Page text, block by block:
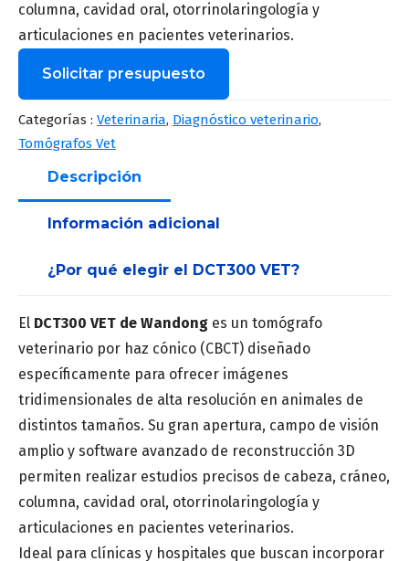
columna, cavidad oral, otorrinolaringología y
articulaciones en pacientes veterinarios.
Solicitar presupuesto
Nombre
Apellido*
Número de teléfono*
Provincia *
Categorías : Veterinaria, Diagnóstico veterinario,
Tomógrafos Vet
Descripción
Información adicional
¿Por qué elegir el DCT300 VET?
El DCT300 VET de Wandong es un tomógrafo
veterinario por haz cónico (CBCT) diseñado
específicamente para ofrecer imágenes
tridimensionales de alta resolución en animales de
distintos tamaños. Su gran apertura, campo de visión
amplio y software avanzado de reconstrucción 3D
permiten realizar estudios precisos de cabeza, cráneo,
columna, cavidad oral, otorrinolaringología y
articulaciones en pacientes veterinarios.
Ideal para clínicas y hospitales que buscan incorporar